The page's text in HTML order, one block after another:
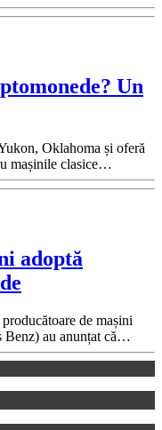
Un
Oklahoma și oferă
mașinile clasice…
adoptă
de mașini
Benz) au anunțat că…